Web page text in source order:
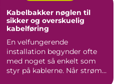
Kabelbakker nøglen til
sikker og overskuelig
kabelføring
En velfungerende
installation begynder ofte
med noget så enkelt som
styr på kablerne. Når strøm-,